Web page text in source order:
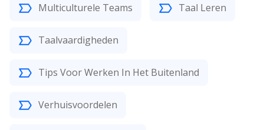
Multiculturele Teams Taal Leren
Taalvaardigheden
Tips Voor Werken In Het Buitenland
Verhuisvoordelen